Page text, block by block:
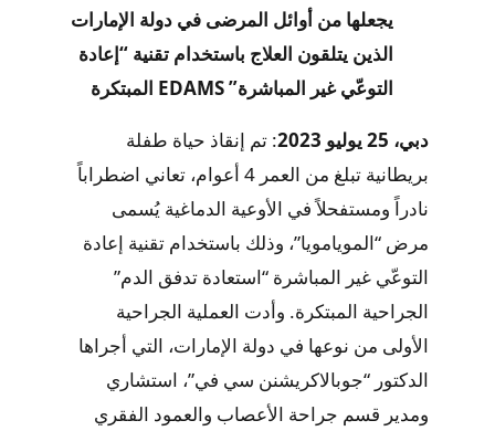
يجعلها من أوائل المرضى في دولة الإمارات
الذين يتلقون العلاج باستخدام تقنية “إعادة
التوعّي غير المباشرة” EDAMS المبتكرة
دبي، 25 يوليو 2023
: تم إنقاذ حياة طفلة
بريطانية تبلغ من العمر 4 أعوام، تعاني اضطراباً
نادراً ومستفحلاً في الأوعية الدماغية يُسمى
مرض “المويامويا”، وذلك باستخدام تقنية إعادة
التوعّي غير المباشرة “استعادة تدفق الدم”
الجراحية المبتكرة. وأدت العملية الجراحية
الأولى من نوعها في دولة الإمارات، التي أجراها
الدكتور “جوبالاكريشنن سي في”، استشاري
ومدير قسم جراحة الأعصاب والعمود الفقري